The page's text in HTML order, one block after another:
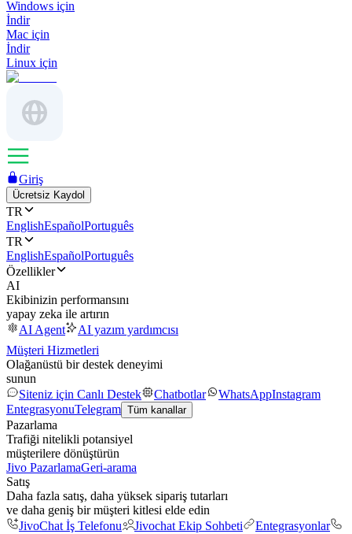
Windows için
İndir
Mac için
İndir
Linux için
Giriş
Ücretsiz Kaydol
TR
EnglishEspañolPortuguês
TR
EnglishEspañolPortuguês
Özellikler
AI
Ekibinizin performansını
yapay zeka ile artırın
AI Agent
AI yazım yardımcısı
Müşteri Hizmetleri
Olağanüstü bir destek deneyimi
sunun
Siteniz için Canlı Destek
Chatbotlar WhatsAppInstagram
EntegrasyonuTelegram Tüm kanallar
Pazarlama
Trafiği nitelikli potansiyel
müşterilere dönüştürün
Jivo PazarlamaGeri-arama
Satış
Daha fazla satış, daha yüksek sipariş tutarları
ve daha geniş bir müşteri kitlesi elde edin
JivoChat İş Telefonu
Jivochat Ekip Sohbeti
Entegrasyonlar